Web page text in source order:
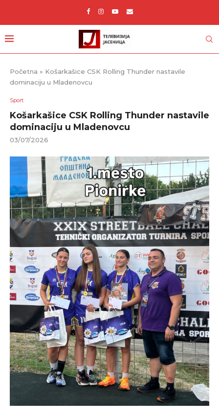
Početna » Košarkašice CSK Rolling Thunder nastavile
dominaciju u Mladenovcu
Sport
Košarkašice CSK Rolling Thunder nastavile
dominaciju u Mladenovcu
03/07/2026